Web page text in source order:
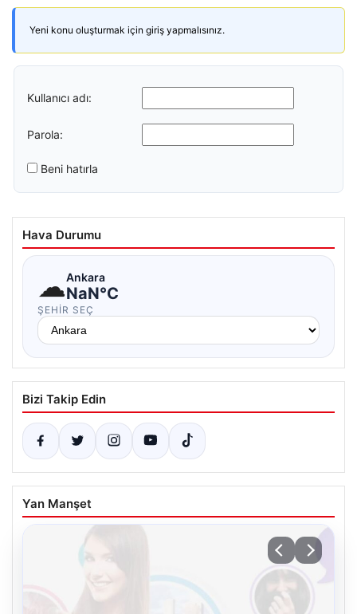
Yeni konu oluşturmak için giriş yapmalısınız.
Kullanıcı adı:
Parola:
Beni hatırla
Hava Durumu
☁Ankara
NaN°C
ŞEHIR SEÇ
Bizi Takip Edin
Yan Manşet